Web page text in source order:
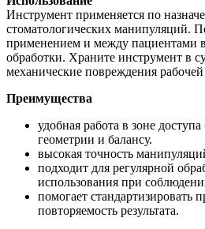
Инструмент применяется по
стоматологических манипуляций.
применением и между пациентами
обработки. Храните инструмент в
механические повреждения рабочей
Преимущества
удобная работа в зоне
геометрии и балансу.
высокая точность
подходит для регулярной
использования при
помогает стандартизировать
повторяемость результата.